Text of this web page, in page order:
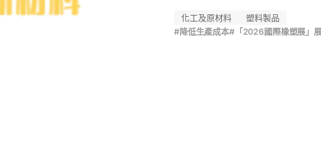
化工及原材料
塑料製品
#降低生產成本#「2026國際橡塑展」